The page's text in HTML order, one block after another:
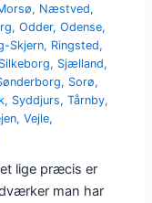
, Næstved,
,Odder,Odense,
Skjern, Ringsted,
Silkeborg, Sjælland,
, Sorø,
, Syddjurs,Tårnby,
,Vejle,
lige præcis er
man har